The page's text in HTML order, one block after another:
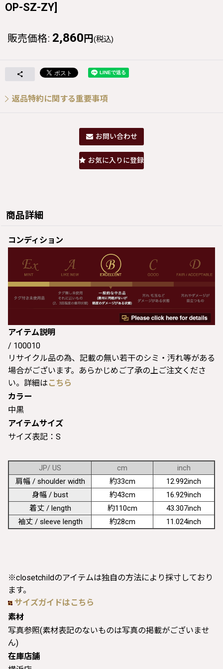
OP-SZ-ZY]
販売価格: 2,860 円 (税込)
返品特約に関する重要事項
お問い合わせ
お気に入りに登録
商品詳細
コンディション
アイテム説明
/ 100010
リサイクル品の為、記載の無い若干のシミ・汚れ等がある
場合がございます。あらかじめご了承の上ご注文くださ
い。詳細は こちら
カラー
中黒
アイテムサイズ
サイズ表記：S
JP/ US cm
inch
肩幅 / shoulder width
約33cm
12.992inch
身幅 / bust
約43cm
16.929inch
着丈 / length
約110cm
43.307inch
袖丈 / sleeve length
約28cm 11.024inch
※closetchildのアイテムは独自の方法により採寸しており
ます。
サイズガイドはこちら
素材
写真参照(素材表記のないものは写真の掲載がございませ
ん)
在庫店舗